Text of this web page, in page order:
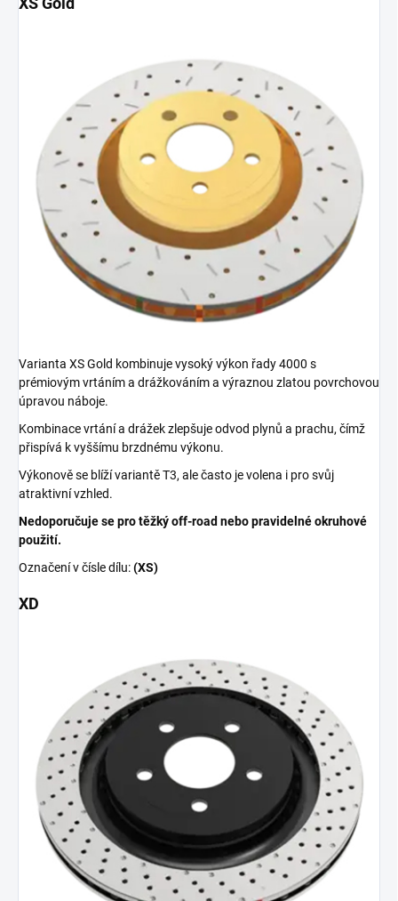
Varianta XS Gold kombinuje vysoký výkon řady 4000 s
prémiovým vrtáním a drážkováním a výraznou zlatou povrchovou
úpravou náboje.
Kombinace vrtání a drážek zlepšuje odvod plynů a prachu, čímž
přispívá k vyššímu brzdnému výkonu.
Výkonově se blíží variantě T3, ale často je volena i pro svůj
atraktivní vzhled.
Nedoporučuje se pro těžký off-road nebo pravidelné okruhové
použití.
Označení v čísle dílu:(XS)
XD